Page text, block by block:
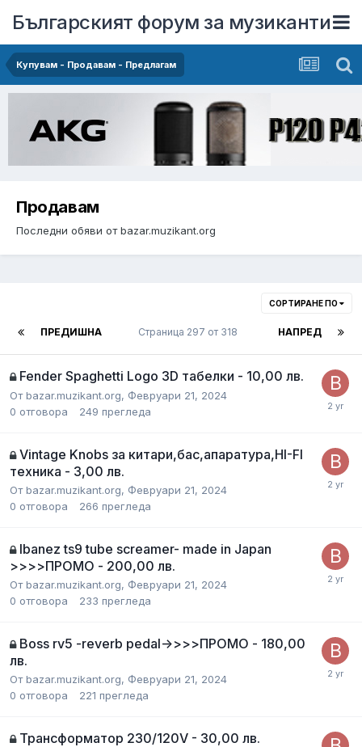
Българският форум за музиканти
Купувам - Продавам - Предлагам
Продавам
Последни обяви от bazar.muzikant.org
СОРТИРАНЕ ПО
ПРЕДИШНА НАПРЕД
Страница 297 от 318
Fender Spaghetti Logo 3D табелки - 10,00 лв.
Отbazar.muzikant.org, Февруари 21, 2024
0 отговора 249 прегледа
Vintage Knobs за китари,бас,апаратура,HI-FI
техника - 3,00 лв.
Отbazar.muzikant.org, Февруари 21, 2024
0 отговора 266 прегледа
Ibanez ts9 tube screamer- made in Japan
>>>>ПРОМО - 200,00 лв.
Отbazar.muzikant.org, Февруари 21, 2024
0 отговора 233 прегледа
Boss rv5 -reverb pedal->>>>ПРОМО - 180,00
лв.
Отbazar.muzikant.org, Февруари 21, 2024
0 отговора 221 прегледа
Трансформатор 230/120V - 30,00 лв.